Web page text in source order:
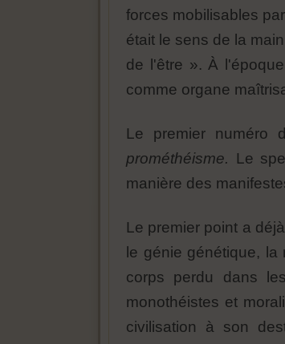
forces mobilisables
était le sens de la
de l'être ». À
comme organe
Le premier numéro
prométhéisme.
Le
manière des
Le premier point a
le génie génétique,
corps perdu dans
monothéistes et
civilisation à son